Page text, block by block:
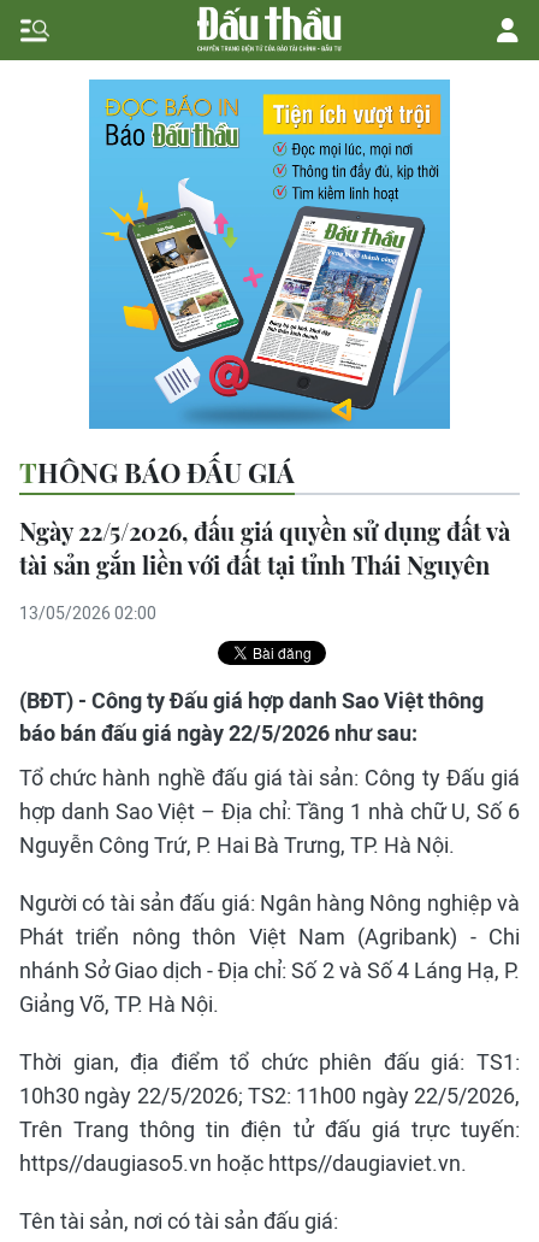
THÔNG BÁO ĐẤU GIÁ
Ngày 22/5/2026, đấu giá quyền sử dụng đất và
tài sản gắn liền với đất tại tỉnh Thái Nguyên
13/05/2026 02:00
(BĐT) - Công ty Đấu giá hợp danh Sao Việt thông
báo bán đấu giá ngày 22/5/2026 như sau:
Tổ chức hành nghề đấu giá tài sản: Công ty Đấu giá
hợp danh Sao Việt – Địa chỉ: Tầng 1 nhà chữ U, Số 6
Nguyễn Công Trứ, P. Hai Bà Trưng, TP. Hà Nội.
Người có tài sản đấu giá: Ngân hàng Nông nghiệp và
Phát triển nông thôn Việt Nam (Agribank) - Chi
nhánh Sở Giao dịch - Địa chỉ: Số 2 và Số 4 Láng Hạ, P.
Giảng Võ, TP. Hà Nội.
Thời gian, địa điểm tổ chức phiên đấu giá: TS1:
10h30 ngày 22/5/2026; TS2: 11h00 ngày 22/5/2026,
Trên Trang thông tin điện tử đấu giá trực tuyến:
https//daugiaso5.vn hoặc https//daugiaviet.vn.
Tên tài sản, nơi có tài sản đấu giá: